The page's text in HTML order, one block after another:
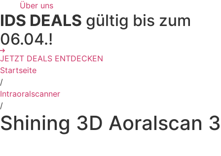
Über uns
IDS DEALS gültig bis zum
06.04.!
JETZT DEALS ENTDECKEN
Startseite
/
Intraoralscanner
/
Shining 3D Aoralscan 3